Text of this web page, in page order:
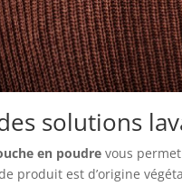
solutions
en poudre vous
produit est d’origine